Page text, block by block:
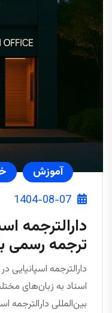
آموزش
1404-08-07
دارالترجمه
ترجمه رسمی
دارالترجمه
اسناد به زبان‌های
بین‌المللی دارالترجمه